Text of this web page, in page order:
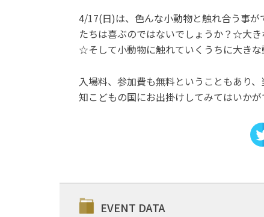
4/17(日)は、色んな小動物と触れ合う事
たちは喜ぶのではないでしょうか？☆大
☆そして小動物に触れていくうちに大きな
入場料、参加費も無料ということもあり
知こどもの国にお出掛けしてみてはいか
EVENT DATA